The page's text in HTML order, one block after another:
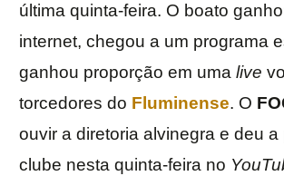
última quinta-feira. O boato
internet, chegou a um programa
ganhou proporção em uma live
torcedores do Fluminense. O
ouvir a diretoria alvinegra e deu a
clube nesta quinta-feira no